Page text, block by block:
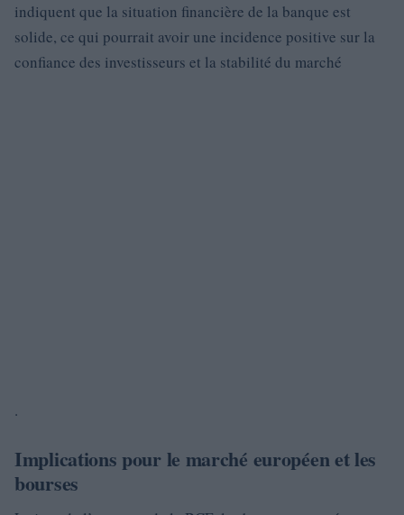
indiquent que la situation financière de la banque est
solide, ce qui pourrait avoir une incidence positive sur la
confiance des investisseurs et la stabilité du marché
.
Implications pour le marché européen et les
bourses